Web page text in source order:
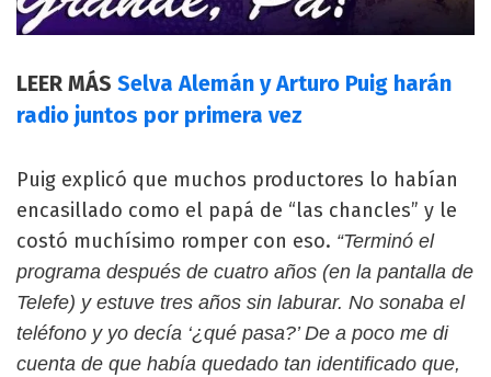
LEER MÁS Selva Alemán y Arturo Puig harán
radio juntos por primera vez
Puig explicó que muchos productores lo habían
encasillado como el papá de “las chancles” y le
costó muchísimo romper con eso. “Terminó el
programa después de cuatro años (en la pantalla de
Telefe) y estuve tres años sin laburar. No sonaba el
teléfono y yo decía ‘¿qué pasa?’ De a poco me di
cuenta de que había quedado tan identificado que,